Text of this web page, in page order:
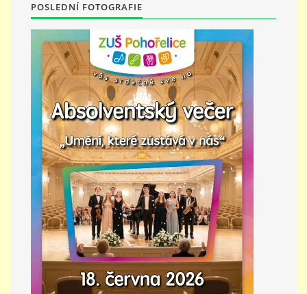
KONTAKTY
PŘÍMĚSTSKÝ TÁBOR
MISS VÝTVARNÝ MODEL
ZAMĚSTNÁNÍ
DOTACE
GDPR
POSLEDNÍ FOTOGRAFIE